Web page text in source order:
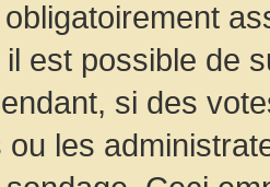
est possible de
si des
ou les